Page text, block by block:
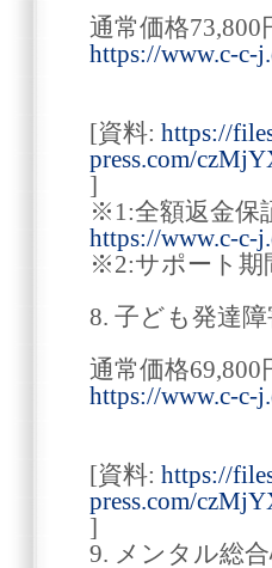
通常価格
https://www.c-c-
[資料: https://
press.com/
]
※1:全額返金保
https://www.c-c-
※2:サポート期
8. 子ども発達
通常価格
https://www.c-c-
[資料: https://
press.com/
]
9. メンタル総